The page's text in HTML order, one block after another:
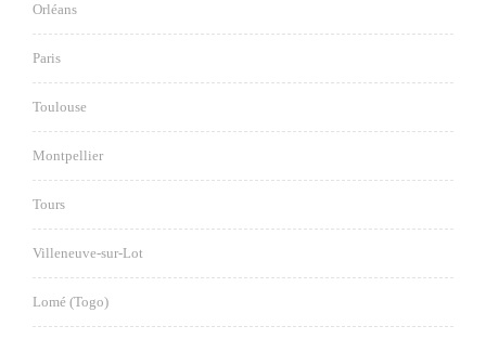
Orléans
Paris
Toulouse
Montpellier
Tours
Villeneuve-sur-Lot
Lomé (Togo)